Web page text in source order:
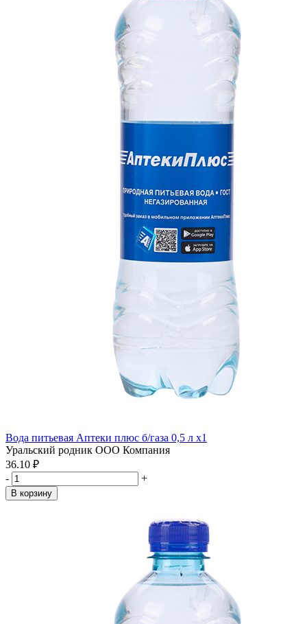
Вода питьевая Аптеки плюс б/газа 0,5 л x1
Уральский родник ООО Компания
36.10 ₽
-
+
В корзину